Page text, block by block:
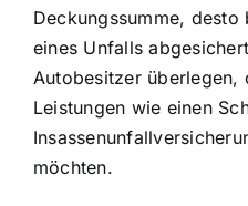
Deckungssumme, desto
eines Unfalls
Autobesitzer überlegen,
Leistungen wie einen
möchten.